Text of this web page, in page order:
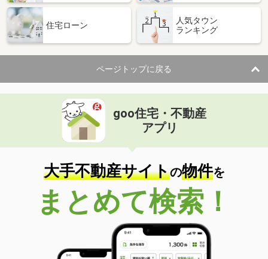
住宅ローン
人気タウン
ランキング
ページトップに戻る
goo住宅・不動産
アプリ
大手不動産サイトの物件を
まとめて検索！